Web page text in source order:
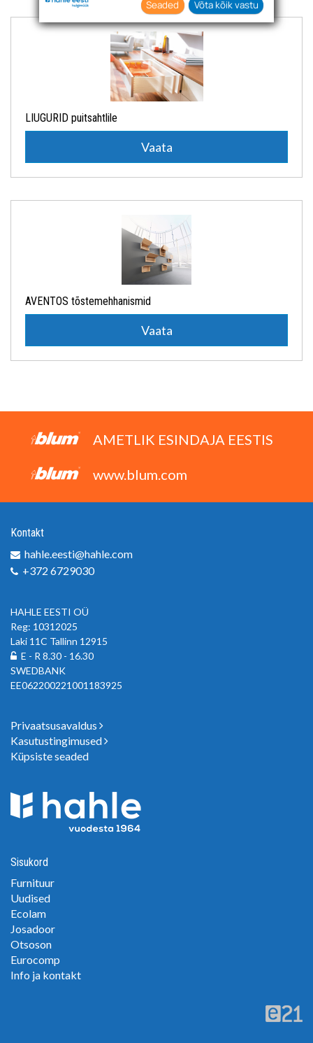
LIUGURID puitsahtlile
Vaata
AVENTOS tõstemehhanismid
Vaata
AMETLIK ESINDAJA EESTIS
www.blum.com
Kontakt
hahle.eesti@hahle.com
+372 6729030
HAHLE EESTI OÜ
Reg: 10312025
Laki 11C Tallinn 12915
E - R 8.30 - 16.30
SWEDBANK
EE062200221001183925
Privaatsusavaldus
Kasutustingimused
Küpsiste seaded
Sisukord
Furnituur
Uudised
Ecolam
Josadoor
Otsoson
Eurocomp
Info ja kontakt
Nõustudes lubate oma teabe kogumiseks ja
kasutamiseks kasutada küpsiseid ja
tehnoloogiaid. Samuti saate oma nõusoleku
anda, klõpsates menüüdes nuppu "Seaded".
Seaded Võta kõik vastu